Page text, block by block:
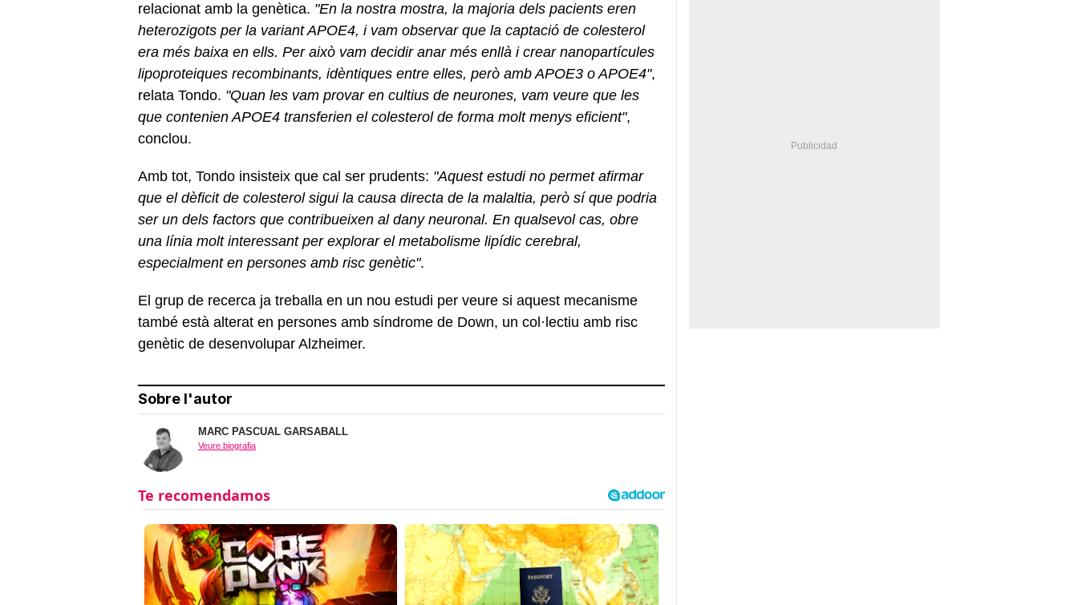
relacionat amb la genètica. "En la nostra mostra, la majoria dels pacients eren
heterozigots per la variant APOE4, i vam observar que la captació de colesterol
era més baixa en ells. Per això vam decidir anar més enllà i crear nanopartícules
lipoproteiques recombinants, idèntiques entre elles, però amb APOE3 o APOE4",
relata Tondo. "Quan les vam provar en cultius de neurones, vam veure que les
que contenien APOE4 transferien el colesterol de forma molt menys eficient",
conclou.
Amb tot, Tondo insisteix que cal ser prudents: "Aquest estudi no permet afirmar
que el dèficit de colesterol sigui la causa directa de la malaltia, però sí que podria
ser un dels factors que contribueixen al dany neuronal. En qualsevol cas, obre
una línia molt interessant per explorar el metabolisme lipídic cerebral,
especialment en persones amb risc genètic".
El grup de recerca ja treballa en un nou estudi per veure si aquest mecanisme
també està alterat en persones amb síndrome de Down, un col·lectiu amb risc
genètic de desenvolupar Alzheimer.
Sobre l'autor
MARC PASCUAL GARSABALL
Veure biografia